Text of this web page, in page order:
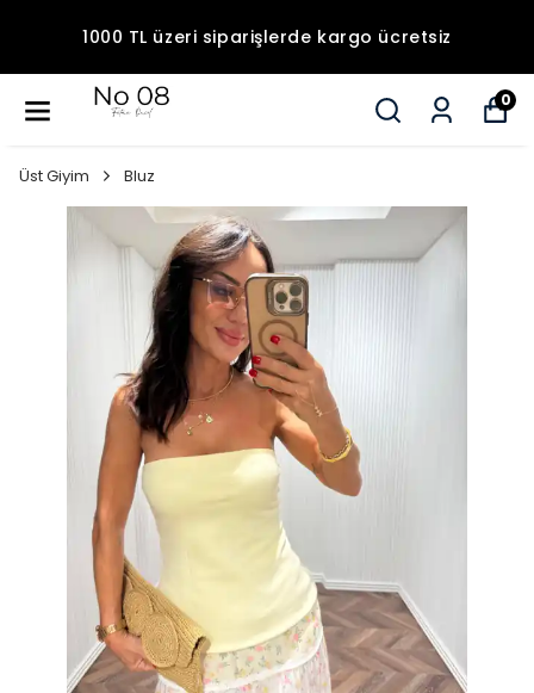
1000 TL üzeri siparişlerde kargo ücretsiz
0
Üst Giyim Bluz